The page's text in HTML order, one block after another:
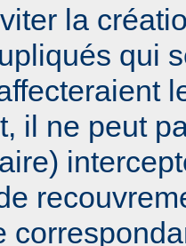
la
qui
il ne peut